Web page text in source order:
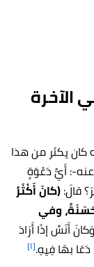
الآخرة
كان يكثر من هذا
عنه-: أَيُّ دَعْوَةٍ
قالَ:(كانَ أَكْثَرُ
حَسَنَةً، وفي
أَنَسٌ إذَا أَرَادَ
بهَا فِيهِ.[١]